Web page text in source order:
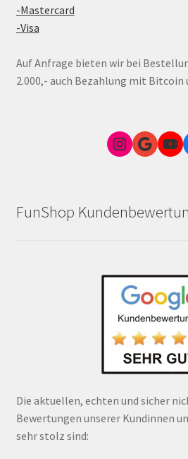
-Mastercard
-Visa
Auf Anfrage bieten wir bei
2.000,- auch Bezahlung mit Bitcoin
Instagram
Google Link zum FunShop Wien
FunShop
Die aktuellen, echten und sicher
Bewertungen unserer Kundinnen
sehr stolz sind: